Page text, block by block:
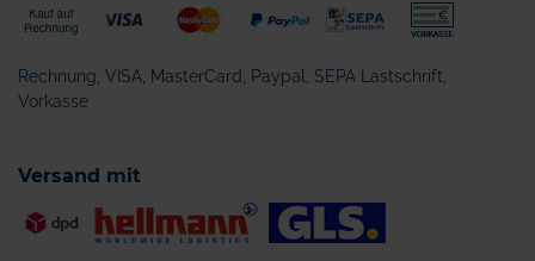
Rechnung, VISA, MasterCard, Paypal, SEPA Lastschrift,
Vorkasse
Versand mit